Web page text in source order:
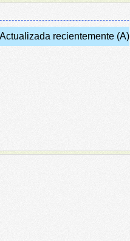
Actualizada recientemente (A)